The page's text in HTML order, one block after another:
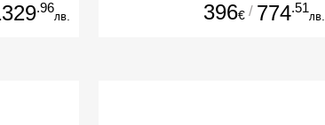
.96
лв. 396€ / 774.51
лв.